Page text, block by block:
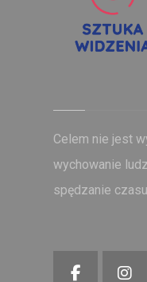
Celem nie jest
wychowanie
spędzanie